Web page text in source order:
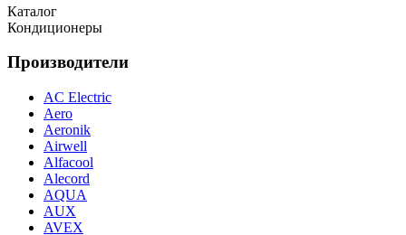
Каталог
Кондиционеры
Производители
AC Electric
Aero
Aeronik
Airwell
Alfacool
Alecord
AQUA
AUX
AVEX